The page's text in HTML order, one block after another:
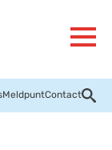
MeldpuntContact